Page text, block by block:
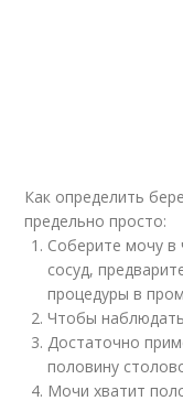
Как определить
предельно просто:
Соберите мочу в
сосуд,
процедуры в
Чтобы
Достаточно
половину
Мочи хватит